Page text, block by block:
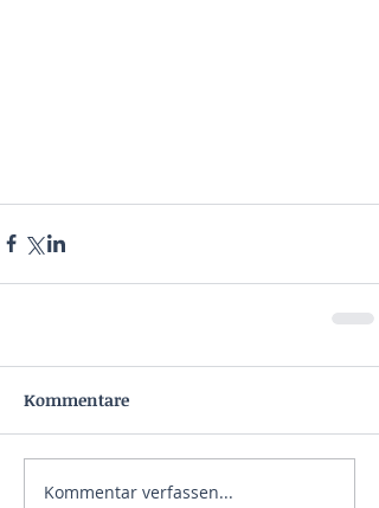
Kommentare
Kommentar verfassen...